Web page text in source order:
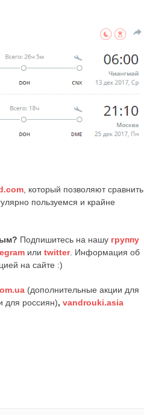
, который позволяют сравнить
пользуемся и крайне
Подпишитесь на нашу группу
или twitter. Информация об
на сайте :)
(дополнительные акции для
для россиян), vandrouki.asia